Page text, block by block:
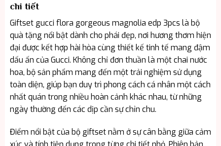
chi tiết
Giftset gucci flora gorgeous magnolia edp 3pcs là bộ
quà tặng nổi bật dành cho phái đẹp, nơi hương thơm hiện
đại được kết hợp hài hòa cùng thiết kế tinh tế mang đậm
dấu ấn của Gucci. Không chỉ đơn thuần là một chai nước
hoa, bộ sản phẩm mang đến một trải nghiệm sử dụng
toàn diện, giúp bạn duy trì phong cách cá nhân một cách
nhất quán trong nhiều hoàn cảnh khác nhau, từ những
ngày thường đến các dịp cần sự chỉn chu.
Điểm nổi bật của bộ giftset nằm ở sự cân bằng giữa cảm